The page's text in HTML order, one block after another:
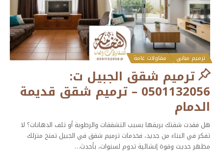
ترميم مباني مقاولات عامة
ترميم شقق الجبيل ت:
0501132056 – ترميم شقق قديمة
الدمام
هل فقدت شقتك بريقها بسبب التشققات والرطوبة أو تلف الدهانات؟ لا
تفكر في البناء من جديد، فخدمات ترميم شقق في الجبيل تمنح منزلك
مظهر حديث وقوة إنشائية تدوم لسنوات، بأحدث…